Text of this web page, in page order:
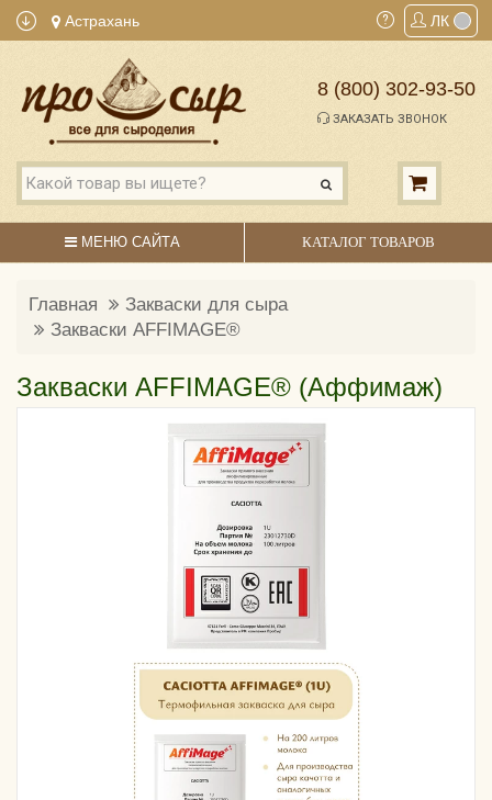
Астрахань ЛК
8 (800) 302-93-50
ЗАКАЗАТЬ ЗВОНОК
МЕНЮ САЙТА КАТАЛОГ ТОВАРОВ
Главная
Закваски для сыра
Закваски AFFIMAGE®
Закваски AFFIMAGE® (Аффимаж)